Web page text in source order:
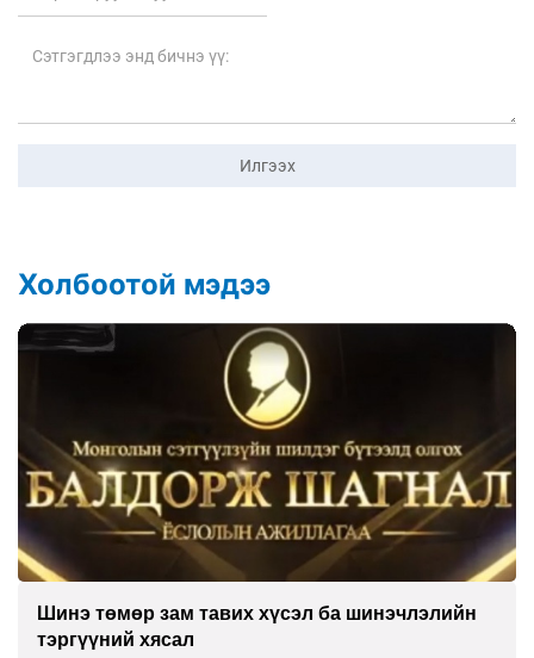
Илгээх
Холбоотой мэдээ
Шинэ төмөр зам тавих хүсэл ба шинэчлэлийн
тэргүүний хясал